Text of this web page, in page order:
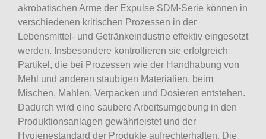
akrobatischen Arme der Expulse SDM-Serie können in
verschiedenen kritischen Prozessen in der
Lebensmittel- und Getränkeindustrie effektiv eingesetzt
werden. Insbesondere kontrollieren sie erfolgreich
Partikel, die bei Prozessen wie der Handhabung von
Mehl und anderen staubigen Materialien, beim
Mischen, Mahlen, Verpacken und Dosieren entstehen.
Dadurch wird eine saubere Arbeitsumgebung in den
Produktionsanlagen gewährleistet und der
Hygienestandard der Produkte aufrechterhalten. Die